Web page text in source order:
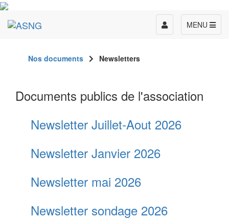
MENU
Toggle
navigation
Nos documents Newsletters
Documents publics de l'association
Newsletter Juillet-Aout 2026
Newsletter Janvier 2026
Newsletter mai 2026
Newsletter sondage 2026